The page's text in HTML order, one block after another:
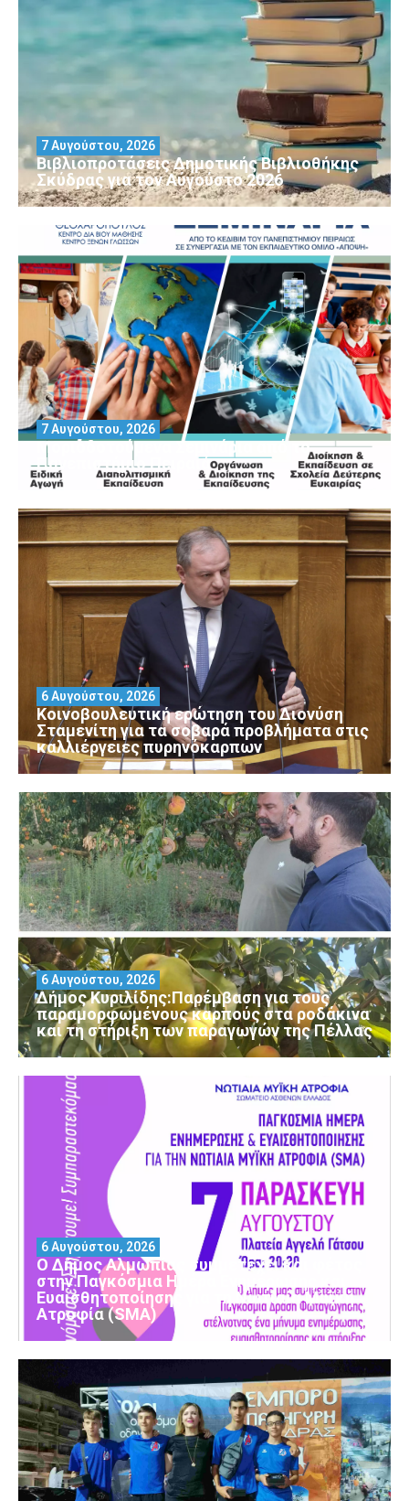
Βιβλιοπροτάσεις Δημοτικής Βιβλιοθήκης
Σκύδρας για τον Αύγούστο 2026
7 Αυγούστου, 2026
Μοριοδοτούμενα Σεμινάρια από το
Πανεπιστήμιο Πειραιά
7 Αυγούστου, 2026
Κοινοβουλευτική ερώτηση του Διονύση
Σταμενίτη για τα σοβαρά προβλήματα στις
καλλιέργειες πυρηνόκαρπων
6 Αυγούστου, 2026
Δήμος Κυριλίδης:Παρέμβαση για τους
παραμορφωμένους καρπούς στα ροδάκινα
και τη στήριξη των παραγωγών της Πέλλας
6 Αυγούστου, 2026
Ο Δήμος Αλμωπίας συμμετέχει και φέτος
στην Παγκόσμια Ημέρα Ενημέρωσης και
Ευαισθητοποίησης για τη Νωτιαία Μυϊκή
Ατροφία (SMA)
6 Αυγούστου, 2026